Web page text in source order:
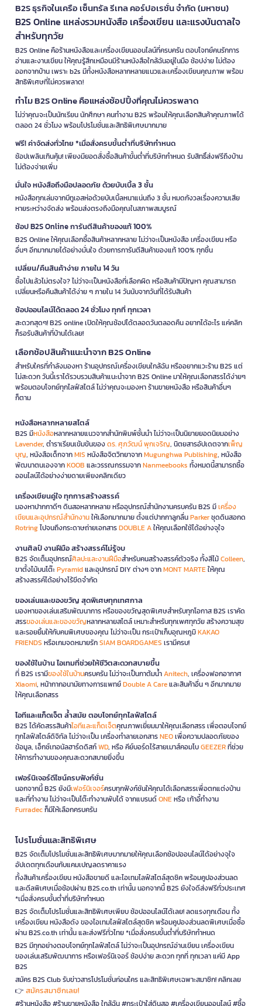
B2S ธุรกิจในเครือ เซ็นทรัล รีเทล คอร์ปอเรชั่น จำกัด (มหาชน)
B2S Online แหล่งรวมหนังสือ เครื่องเขียน และแรงบันดาลใจ
สำหรับทุกวัย
B2S Online คือร้านหนังสือและเครื่องเขียนออนไลน์ที่ครบครัน ตอบโจทย์คนรักการ
อ่านและงานเขียน ให้คุณรู้สึกเหมือนมีร้านหนังสือใกล้ฉันอยู่ในมือ ช้อปง่าย ไม่ต้อง
ออกจากบ้าน เพราะ b2s มีทั้งหนังสือหลากหลายแนวและเครื่องเขียนคุณภาพ พร้อม
สิทธิพิเศษที่ไม่ควรพลาด!
ทำไม B2S Online คือแหล่งช้อปปิ้งที่คุณไม่ควรพลาด
ไม่ว่าคุณจะเป็นนักเรียน นักศึกษา คนทำงาน B2S พร้อมให้คุณเลือกสินค้าคุณภาพได้
ตลอด 24 ชั่วโมง พร้อมโปรโมชั่นและสิทธิพิเศษมากมาย
ฟรี! ค่าจัดส่งทั่วไทย *เมื่อสั่งครบขั้นต่ำที่บริษัทกำหนด
ช้อปเพลินเกินคุ้ม! เพียงมียอดสั่งซื้อสินค้าขั้นต่ำที่บริษัทกำหนด รับสิทธิ์ส่งฟรีถึงบ้าน
ไม่ต้องจ่ายเพิ่ม
มั่นใจ หนังสือถึงมือปลอดภัย ด้วยบับเบิ้ล 3 ชั้น
หนังสือทุกเล่มจากบีทูเอสห่อด้วยบับเบิ้ลหนาแน่นถึง 3 ชั้น หมดกังวลเรื่องความเสีย
หายระหว่างจัดส่ง พร้อมส่งตรงถึงมือคุณในสภาพสมบูรณ์
ช้อป B2S Online การันตีสินค้าของแท้ 100%
B2S Online ให้คุณเลือกซื้อสินค้าหลากหลาย ไม่ว่าจะเป็นหนังสือ เครื่องเขียน หรือ
อื่นๆ อีกมากมายได้อย่างมั่นใจ ด้วยการการันตีสินค้าของแท้ 100% ทุกชิ้น
เปลี่ยน/คืนสินค้าง่าย ภายใน 14 วัน
ซื้อไปแล้วไม่ตรงใจ? ไม่ว่าจะเป็นหนังสือที่เลือกผิด หรือสินค้ามีปัญหา คุณสามารถ
เปลี่ยนหรือคืนสินค้าได้ง่าย ๆ ภายใน 14 วันนับจากวันที่ได้รับสินค้า
ช้อปออนไลน์ได้ตลอด 24 ชั่วโมง ทุกที่ ทุกเวลา
สะดวกสุดๆ! B2S online เปิดให้คุณช้อปได้ตลอดวันตลอดคืน อยากได้อะไร แค่คลิก
ก็รอรับสินค้าที่บ้านได้เลย!
เลือกช้อปสินค้าแนะนำจาก B2S Online
สำหรับใครที่กำลังมองหา ร้านอุปกรณ์เครื่องเขียนใกล้ฉัน หรืออยากแวะร้าน B2S แต่
ไม่สะดวก วันนี้เราได้รวบรวมสินค้าแนะนำจาก B2S Online มาให้คุณเลือกสรรได้ง่ายๆ
พร้อมตอบโจทย์ทุกไลฟ์สไตล์ ไม่ว่าคุณจะมองหา ร้านขายหนังสือ หรือสินค้าอื่นๆ
ก็ตาม
หนังสือหลากหลายสไตล์
B2S มีหนังสือหลากหลายแนวจากสำนักพิมพ์ชั้นนำ ไม่ว่าจะเป็นนิยายยอดนิยมอย่าง
Lavender, ตำราเรียนเข้มข้นของดร. ศุภวัฒน์ พุกเจริญ, นิตยสารอัปเดตจากเพ็ญ
บุญ, หนังสือเด็กจากMIS หนังสือจิตวิทยาจากMugunghwa Publishing, หนังสือ
พัฒนาตนเองจากKOOB และวรรณกรรมจากNanmeebooks ทั้งหมดนี้สามารถซื้อ
ออนไลน์ได้อย่างง่ายดายเพียงคลิกเดียว
เครื่องเขียนคู่ใจ ทุกการสร้างสรรค์
มองหาปากกาดีๆ ดินสอหลากหลาย หรืออุปกรณ์สำนักงานครบครัน B2S มีเครื่อง
เขียนและอุปกรณ์สำนักงานให้เลือกมากมาย ตั้งแต่ปากกาลูกลื่นParkerชุดดินสอกด
Rotringไปจนถึงกระดาษถ่ายเอกสารDOUBLE Aให้คุณเลือกใช้ได้อย่างจุใจ
งานศิลป์ งานฝีมือ สร้างสรรค์ไม่รู้จบ
B2S จัดเต็มอุปกรณ์ศิลปะและงานฝีมือสำหรับคนสร้างสรรค์ตัวจริง ทั้งสีไม้Colleen,
ขาตั้งไม้บนโต๊ะPyramidและอุปกรณ์ DIY ต่างๆ จากMONT MARTEให้คุณ
สร้างสรรค์ได้อย่างไร้ขีดจำกัด
ของเล่นและของขวัญ สุดพิเศษทุกเทศกาล
มองหาของเล่นเสริมพัฒนาการ หรือของขวัญสุดพิเศษสำหรับทุกโอกาส B2S เราคัด
สรรของเล่นและของขวัญหลากหลายสไตล์ เหมาะสำหรับทุกเพศทุกวัย สร้างความสุข
และรอยยิ้มให้กับคนพิเศษของคุณ ไม่ว่าจะเป็น กระเป๋าเก็บอุณหภูมิKAKAO
FRIENDS หรือเกมจดหมายรักSIAM BOARDGAMES เรามีครบ!
ของใช้ในบ้าน ไอเทมที่ช่วยให้ชีวิตสะดวกสบายขึ้น
ที่ B2S เรามีของใช้ในบ้านครบครัน ไม่ว่าจะเป็นกาต้มน้ำAnitech, เครื่องฟอกอากาศ
Xiaomi, หน้ากากอนามัยทางการแพทย์Double A Careและสินค้าอื่น ๆ อีกมากมาย
ให้คุณเลือกสรร
ไอทีและแก็ดเจ็ต ล้ำสมัย ตอบโจทย์ทุกไลฟ์สไตล์
B2S ได้คัดสรรสินค้าไอทีและแก็ดเจ็ตคุณภาพเยี่ยมมาให้คุณเลือกสรร เพื่อตอบโจทย์
ทุกไลฟ์สไตล์ดิจิทัล ไม่ว่าจะเป็น เครื่องทำลายเอกสารNEOเพื่อความปลอดภัยของ
ข้อมูล, เอ็กซ์เทอนัลฮาร์ดดิสก์WD, หรือ คีย์บอร์ดไร้สายเมาส์คอมโบGEEZERที่ช่วย
ให้การทำงานของคุณสะดวกสบายยิ่งขึ้น
เฟอร์นิเจอร์ดีไซน์ครบฟังก์ชั่น
นอกจากนี้ B2S ยังมีเฟอร์นิเจอร์ครบทุกฟังก์ชันให้คุณได้เลือกสรรเพื่อตกแต่งบ้าน
และที่ทำงาน ไม่ว่าจะเป็นโต๊ะทำงานพับได้ จากแบรนด์ONEหรือ เก้าอี้ทำงาน
Furradecก็มีให้เลือกครบครัน
โปรโมชั่นและสิทธิพิเศษ
B2S จัดเต็มโปรโมชั่นและสิทธิพิเศษมากมายให้คุณเลือกช้อปออนไลน์ได้อย่างจุใจ
อัปเดตทุกเดือนกับแคมเปญลดราคาแรง
ทั้งสินค้าเครื่องเขียน หนังสือขายดี และไอเทมไลฟ์สไตล์สุดชิค พร้อมคูปองส่วนลด
และดีลพิเศษเมื่อช้อปผ่าน B2S.co.th เท่านั้น นอกจากนี้ B2S ยังใจดีส่งฟรีทั่วประเทศ
*เมื่อสั่งครบขั้นต่ำที่บริษัทกำหนด
B2S จัดเต็มโปรโมชั่นและสิทธิพิเศษเพียบ ช้อปออนไลน์ได้เลย! ลดแรงทุกเดือน ทั้ง
เครื่องเขียน หนังสือดัง ของไอเทมไลฟ์สไตล์สุดชิค พร้อมคูปองส่วนลดพิเศษเมื่อซื้อ
ผ่าน B2S.co.th เท่านั้น และส่งฟรีทั่วไทย *เมื่อสั่งครบขั้นต่ำที่บริษัทกำหนด
B2S มีทุกอย่างตอบโจทย์ทุกไลฟ์สไตล์ ไม่ว่าจะเป็นอุปกรณ์อ่านเขียน เครื่องเขียน
ของเล่นเสริมพัฒนาการ หรือเฟอร์นิเจอร์ ช้อปง่าย สะดวก ทุกที่ ทุกเวลา แค่มี App
B2S
สมัคร B2S Club รับข่าวสารโปรโมชั่นก่อนใคร และสิทธิพิเศษเฉพาะสมาชิก! คลิกเลย
👉 สมัครสมาชิกเลย!
#ร้านหนังสือ #ร้านขายหนังสือ ใกล้ฉัน #กระเป๋าใส่ดินสอ #เครื่องเขียนออนไลน์ #ซื้อ